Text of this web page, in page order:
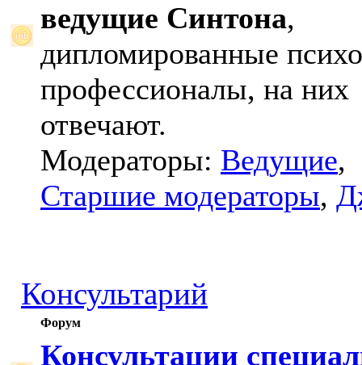
ведущие Синтона,
дипломированные
профессионалы, на них
отвечают.
Модераторы: Ведущие,
Старшие модераторы,
Консультарий
Форум
Консультации